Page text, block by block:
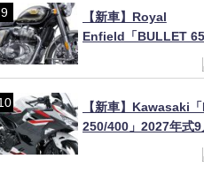
美元起
【新車】Royal
Enfield「BULLET
月27日日本發售（98
～）！648cc空冷並
色
【新車】Kawasaki
250/400」2027年式9
日本發售！新塗裝登
不變×輔助滑動式離合